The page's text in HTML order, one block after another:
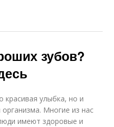
зубов?
красивая улыбка, но и
Многие из нас
имеют здоровые и